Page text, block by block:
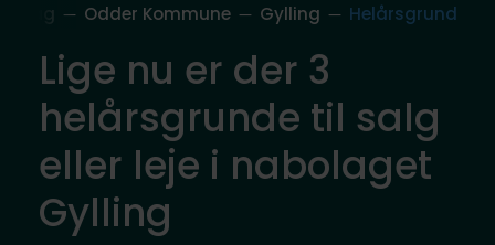
Odder Kommune Gylling Helårsgrund
Lige nu er der 3
helårsgrunde til salg
eller leje i nabolaget
Gylling